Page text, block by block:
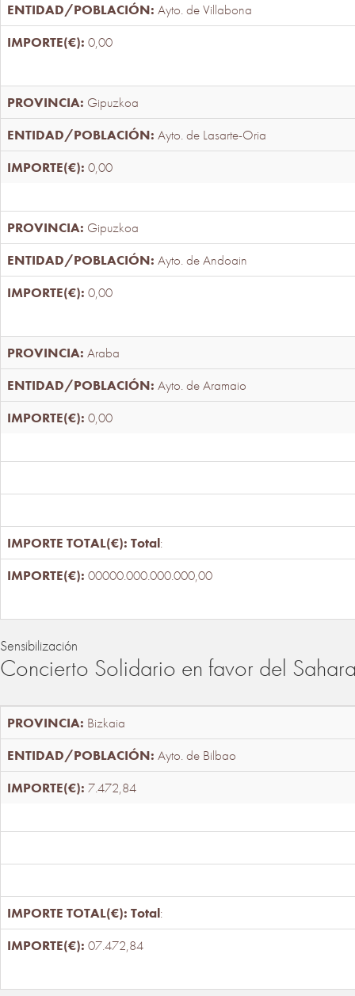
Ayto. de Villabona
0,00
Gipuzkoa
Ayto. de Lasarte-Oria
0,00
Gipuzkoa
Ayto. de Andoain
0,00
Araba
Ayto. de Aramaio
0,00
Total:
00000.000.000.000,00
Sensibilización
Concierto Solidario en favor del
Bizkaia
Ayto. de Bilbao
7.472,84
Total:
07.472,84